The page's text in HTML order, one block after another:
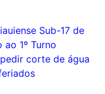
Sub-17 de
1º Turno
corte de água